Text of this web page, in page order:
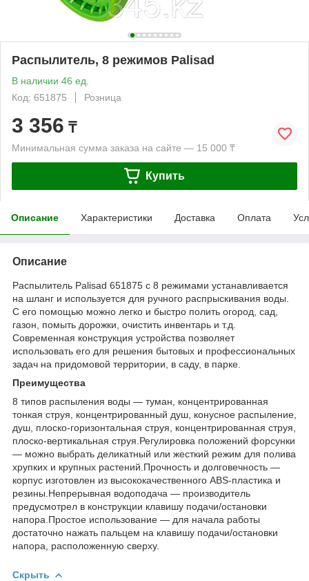
Распылитель, 8 режимов Palisad
В наличии 46 ед.
Код: 651875
Розница
3 356 ₸
Минимальная сумма заказа на сайте — 15 000 ₸
Купить
Описание Характеристики Доставка Оплата
Описание
Распылитель Palisad 651875 с 8 режимами устанавливается
на шланг и используется для ручного распрыскивания воды.
С его помощью можно легко и быстро полить огород, сад,
газон, помыть дорожки, очистить инвентарь и т.д.
Современная конструкция устройства позволяет
использовать его для решения бытовых и профессиональных
задач на придомовой территории, в саду, в парке.
Преимущества
8 типов распыления воды — туман, концентрированная
тонкая струя, концентрированный душ, конусное распыление,
душ, плоско-горизонтальная струя, концентрированная струя,
плоско-вертикальная струя.Регулировка положений форсунки
— можно выбрать деликатный или жесткий режим для полива
хрупких и крупных растений.Прочность и долговечность —
корпус изготовлен из высококачественного ABS-пластика и
резины.Непрерывная водоподача — производитель
предусмотрел в конструкции клавишу подачи/остановки
напора.Простое использование — для начала работы
достаточно нажать пальцем на клавишу подачи/остановки
напора, расположенную сверху.
Скрыть